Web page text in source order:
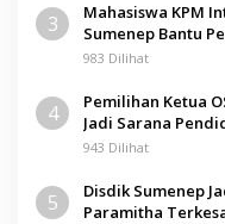
3
Mahasiswa KPM
Sumenep Bantu
983 Dilihat
4
Pemilihan Ketua
Jadi Sarana
943 Dilihat
5
Disdik Sumenep
Paramitha